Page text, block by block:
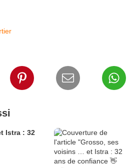
Istra : 32